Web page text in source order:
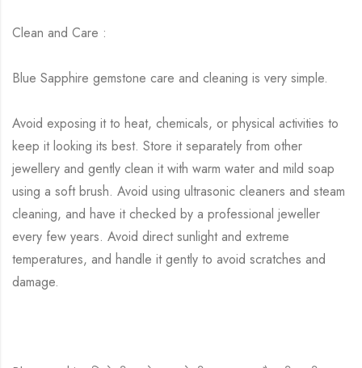
Clean and Care :
Blue Sapphire gemstone care and cleaning is very simple.
Avoid exposing it to heat, chemicals, or physical activities to
keep it looking its best. Store it separately from other
jewellery and gently clean it with warm water and mild soap
using a soft brush. Avoid using ultrasonic cleaners and steam
cleaning, and have it checked by a professional jeweller
every few years. Avoid direct sunlight and extreme
temperatures, and handle it gently to avoid scratches and
damage.